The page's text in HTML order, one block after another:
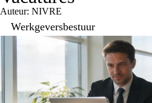
Auteur: NIVRE
Werkgeversbestuur